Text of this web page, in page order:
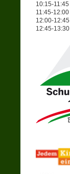
10:15-
11:45-
12:00-
12:45-